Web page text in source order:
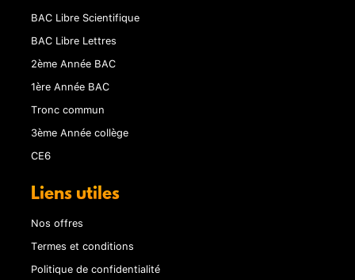
BAC Libre Scientifique
BAC Libre Lettres
2ème Année BAC
1ère Année BAC
Tronc commun
3ème Année collège
CE6
Liens utiles
Nos offres
Termes et conditions
Politique de confidentialité